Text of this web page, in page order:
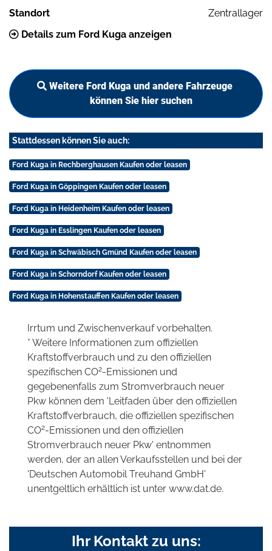
Standort
Zentrallager
Details zum Ford Kuga anzeigen
Weitere Ford Kuga und andere Fahrzeuge
können Sie hier suchen
Stattdessen können Sie auch:
Ford Kuga in Rechberghausen Kaufen oder leasen
Ford Kuga in Göppingen Kaufen oder leasen
Ford Kuga in Heidenheim Kaufen oder leasen
Ford Kuga in Esslingen Kaufen oder leasen
Ford Kuga in Schwäbisch Gmünd Kaufen oder leasen
Ford Kuga in Schorndorf Kaufen oder leasen
Ford Kuga in Hohenstauffen Kaufen oder leasen
Irrtum und Zwischenverkauf vorbehalten.
* Weitere Informationen zum offiziellen
Kraftstoffverbrauch und zu den offiziellen
spezifischen CO2-Emissionen und
gegebenenfalls zum Stromverbrauch neuer
Pkw können dem 'Leitfaden über den offiziellen
Kraftstoffverbrauch, die offiziellen spezifischen
CO2-Emissionen und den offiziellen
Stromverbrauch neuer Pkw' entnommen
werden, der an allen Verkaufsstellen und bei der
'Deutschen Automobil Treuhand GmbH'
unentgeltlich erhältlich ist unter www.dat.de.
Ihr Kontakt zu uns: